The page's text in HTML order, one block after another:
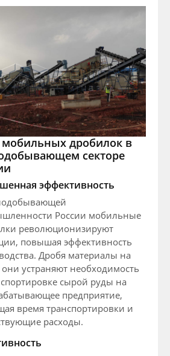
мобильных дробилок в
секторе
эффективность
России мобильные
революционизируют
повышая эффективность
Дробя материалы на
они устраняют необходимость
сырой руды на
предприятие,
время транспортировки и
расходы.